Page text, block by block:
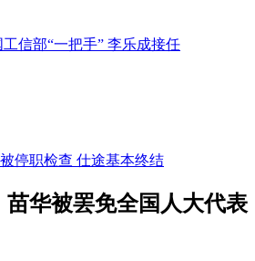
信部“一把手” 李乐成接任
停职检查 仕途基本终结
华被罢免全国人大代表